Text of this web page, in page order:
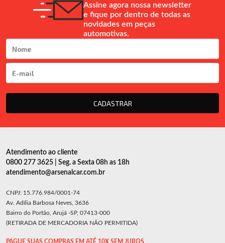
Assine agora nossa newsletter
e fique por dentro de todas as
novidades em peças
automotivas.
CADASTRAR
Atendimento ao cliente
0800 277 3625 | Seg. a Sexta 08h as 18h
atendimento@arsenalcar.com.br
CNPJ: 15.776.984/0001-74
Av. Adília Barbosa Neves, 3636
Bairro do Portão, Arujá -SP, 07413-000
(RETIRADA DE MERCADORIA NÃO PERMITIDA)
PAGUE SUAS COMPRAS EM ATÉ 10X SEM JUROS